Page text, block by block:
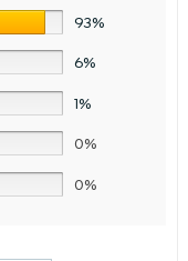
93%
6%
1%
0%
0%